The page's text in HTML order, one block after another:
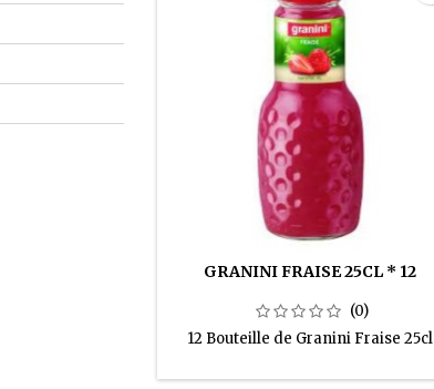
GRANINI FRAISE 25CL * 12
(0)
12 Bouteille de Granini Fraise 25cl